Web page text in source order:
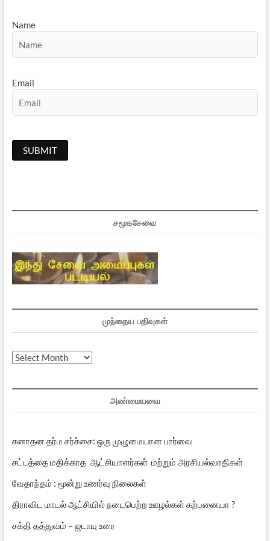
Name
Email
சமூகசேவை
முந்தைய பதிவுகள்
முந்தைய
அண்மையவை
சனாதன தர்ம சர்ச்சை: ஒரு முழுமையான பார்வை
சட்டத்தை மதிக்காத ஆட்சியாளர்கள் மற்றும் அரசியல்வாதிகள்
வேதாந்தம் : மூன்று உணர்வு நிலைகள்
திராவிட மாடல் ஆட்சியில் நடைபெற்ற ஊழல்கள் கற்பனையா ?
சக்தி தத்துவம் – ஜடாயு உரை